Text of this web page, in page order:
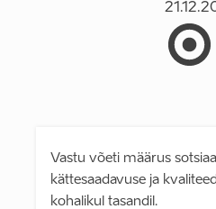
Vastu võeti määrus
kättesaadavuse ja
kohalikul tasandil.